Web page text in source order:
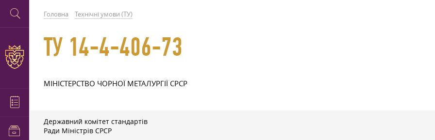
Головна Технічні умови (ТУ)
ТУ 14-4-406-73
МІНІСТЕРСТВО ЧОРНОЇ МЕТАЛУРГІЇ СРСР
Державний комітет стандартів
Ради Міністрів СРСР